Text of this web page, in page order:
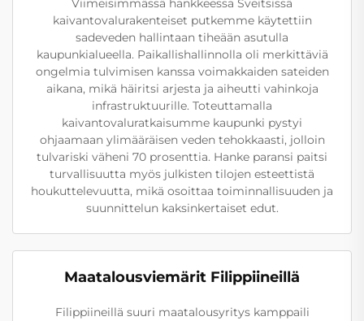
Viimeisimmässä hankkeessa Sveitsissä
kaivantovalurakenteiset putkemme käytettiin
sadeveden hallintaan tiheään asutulla
kaupunkialueella. Paikallishallinnolla oli merkittäviä
ongelmia tulvimisen kanssa voimakkaiden sateiden
aikana, mikä häiritsi arjesta ja aiheutti vahinkoja
infrastruktuurille. Toteuttamalla
kaivantovaluratkaisumme kaupunki pystyi
ohjaamaan ylimääräisen veden tehokkaasti, jolloin
tulvariski väheni 70 prosenttia. Hanke paransi paitsi
turvallisuutta myös julkisten tilojen esteettistä
houkuttelevuutta, mikä osoittaa toiminnallisuuden ja
suunnittelun kaksinkertaiset edut.
Maatalousviemärit Filippiineillä
Filippiineillä suuri maatalousyritys kamppaili